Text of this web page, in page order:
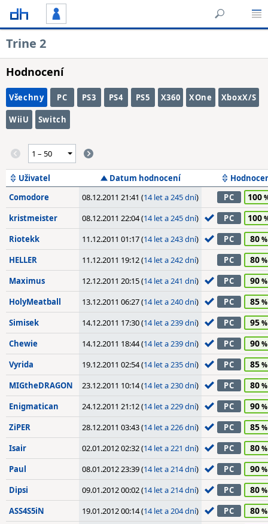
Trine 2
Hodnocení
Všechny PC PS3 PS4 PS5 X360 XOne XboxX/S
WiiU Switch
Uživatel Datum hodnocení
Comodore
08.12.2011 21:41 (14 let a 245 dní) PC 100
kristmeister 08.12.2011 22:04 (14 let a 245 dní) PC 100
Riotekk 11.12.2011 01:17 (14 let a 243 dní) PC 80
HELLER 11.12.2011 19:12 (14 let a 242 dní) PC 80
Maximus 12.12.2011 20:15 (14 let a 241 dní) PC 90
HolyMeatball 13.12.2011 06:27 (14 let a 240 dní) PC 85
Simisek 14.12.2011 17:30 (14 let a 239 dní) PC 95
Chewie 14.12.2011 18:44 (14 let a 239 dní) PC 90
Vyrida 19.12.2011 02:54 (14 let a 235 dní) PC 85
MIGtheDRAGON 23.12.2011 10:14 (14 let a 230 dní) PC 80
Enigmatican 24.12.2011 21:12 (14 let a 229 dní) PC 90
ZiPER 28.12.2011 03:43 (14 let a 226 dní) PC 85
Isair 02.01.2012 02:32 (14 let a 221 dní) PC 80
Paul 08.01.2012 23:39 (14 let a 214 dní) PC 90
Dipsi 09.01.2012 00:02 (14 let a 214 dní) PC 80
ASS4S5iN 19.01.2012 00:14 (14 let a 204 dní) PC 80